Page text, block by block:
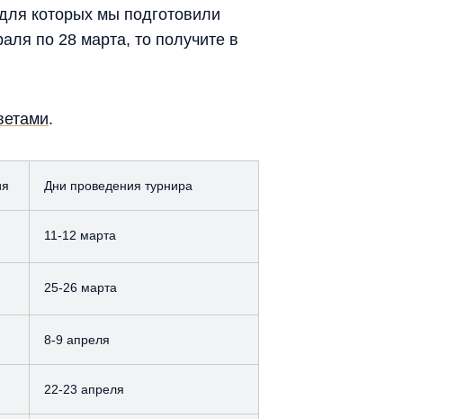
которых мы подготовили
по 28 марта, то получите в
.
Дни проведения турнира
11-12 марта
25-26 марта
8-9 апреля
22-23 апреля